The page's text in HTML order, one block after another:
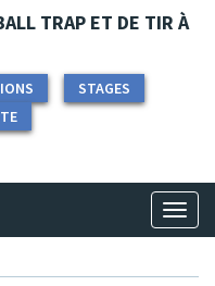
TRAP ET DE TIR À
STAGES